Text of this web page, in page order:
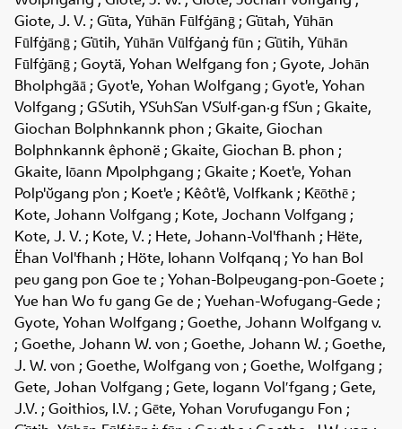
Giote, J. V. ; Ġūta, Yūhān Fūlfġānḡ ; Ġūtah, Yūhān
Fūlfġānḡ ; Ġūtih, Yūhān Vūlfġanġ fūn ; Ġūtih, Yūhān
Fūlfġānḡ ; Goytä, Yohan Welfgang fon ; Gyote, Johān
Bholphgãā ; Gyot'e, Yohan Wolfgang ; Gyot'e, Yohan
Volfgang ; GŚutih, YŚuhŚan VŚulf·gan·g fŚun ; Gkaite,
Giochan Bolphnkannk phon ; Gkaite, Giochan
Bolphnkannk êphonë ; Gkaite, Giochan B. phon ;
Gkaite, Iōann Mpolphgang ; Gkaite ; Koet'e, Yohan
Polp'ŭgang p'on ; Koet'e ; Kêôt'ê, Volfkank ; Kēōthē ;
Kote, Johann Volfgang ; Kote, Jochann Volfgang ;
Kote, J. V. ; Kote, V. ; Hete, Johann-Vol'fhanh ; Hëte,
Ëhan Vol'fhanh ; Höte, Iohann Volfqanq ; Yo han Bol
peu gang pon Goe te ; Yohan-Bolpeugang-pon-Goete ;
Yue han Wo fu gang Ge de ; Yuehan-Wofugang-Gede ;
Gyote, Yohan Wolfgang ; Goethe, Johann Wolfgang v.
; Goethe, Johann W. von ; Goethe, Johann W. ; Goethe,
J. W. von ; Goethe, Wolfgang von ; Goethe, Wolfgang ;
Gete, Johan Volfgang ; Gete, Iogann Volʹfgang ; Gete,
J.V. ; Goithios, I.V. ; Gēte, Yohan Vorufugangu Fon ;